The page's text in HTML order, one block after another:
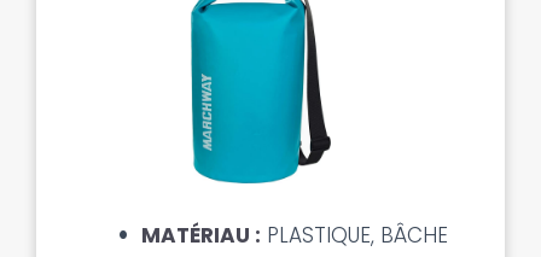
MATÉRIAU : PLASTIQUE, BÂCHE